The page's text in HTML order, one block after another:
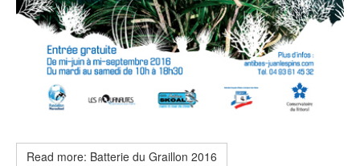
Read more: Batterie du Graillon 2016